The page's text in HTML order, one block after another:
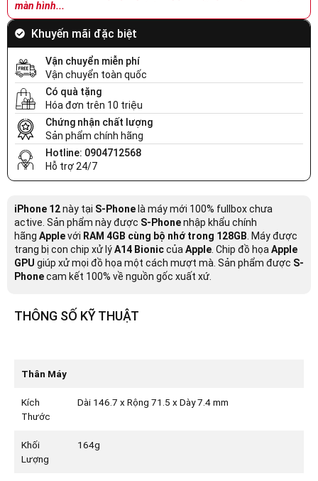
màn hình...
Khuyến mãi đặc biệt
Vận chuyển miễn phí
Vận chuyển toàn quốc
Có quà tặng
Hóa đơn trên 10 triệu
Chứng nhận chất lượng
Sản phẩm chính hãng
Hotline: 0904712568
Hỗ trợ 24/7
iPhone 12này tại S-Phone là máy mới 100% fullbox chưa
active. Sản phẩm này được S-Phonenhập khẩu chính
hãng Applevới RAM 4GB cùng bộ nhớ trong 128GB . Máy được
trang bị con chip xử lýA14 Bioniccủa Apple . Chip đồ họa Apple
GPU giúp xử mọi đồ họa một cách mượt mà. Sản phẩm được S-
Phonecam kết 100% về nguồn gốc xuất xứ.
THÔNG SỐ KỸ THUẬT
Thân Máy
Kích
Thước
Dài 146.7 x Rộng 71.5 x Dày 7.4 mm
Khối
Lượng
164g